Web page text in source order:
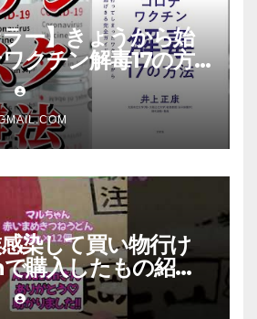
ラー】きょうから始
クチン解毒17の方
染して買い物行け
購入したもの紹